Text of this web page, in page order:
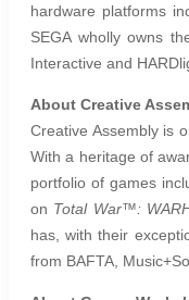
hardware platforms
SEGA wholly owns
Interactive and
About Creative
Creative Assembly is
With a heritage of
portfolio of games
on Total War™:
has, with their
from BAFTA,